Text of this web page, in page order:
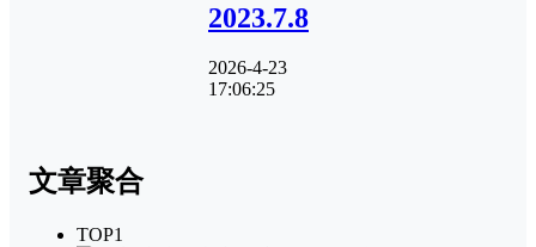
2023.7.8
2026-4-23
17:06:25
文章聚合
TOP1